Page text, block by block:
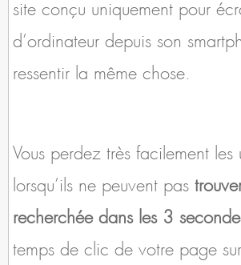
site conçu uniquement pour
d’ordinateur depuis son
ressentir la même chose.
Vous perdez très facilement les
lorsqu’ils ne peuvent pas
recherchée dans les 3
temps de clic de votre page